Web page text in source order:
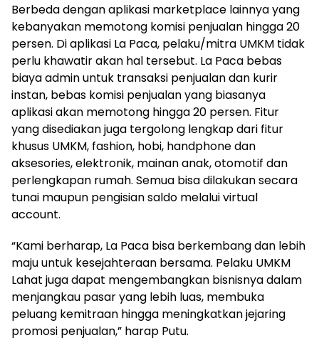
Berbeda dengan aplikasi marketplace lainnya yang
kebanyakan memotong komisi penjualan hingga 20
persen. Di aplikasi La Paca, pelaku/mitra UMKM tidak
perlu khawatir akan hal tersebut. La Paca bebas
biaya admin untuk transaksi penjualan dan kurir
instan, bebas komisi penjualan yang biasanya
aplikasi akan memotong hingga 20 persen. Fitur
yang disediakan juga tergolong lengkap dari fitur
khusus UMKM, fashion, hobi, handphone dan
aksesories, elektronik, mainan anak, otomotif dan
perlengkapan rumah. Semua bisa dilakukan secara
tunai maupun pengisian saldo melalui virtual
account.
“Kami berharap, La Paca bisa berkembang dan lebih
maju untuk kesejahteraan bersama. Pelaku UMKM
Lahat juga dapat mengembangkan bisnisnya dalam
menjangkau pasar yang lebih luas, membuka
peluang kemitraan hingga meningkatkan jejaring
promosi penjualan,” harap Putu.